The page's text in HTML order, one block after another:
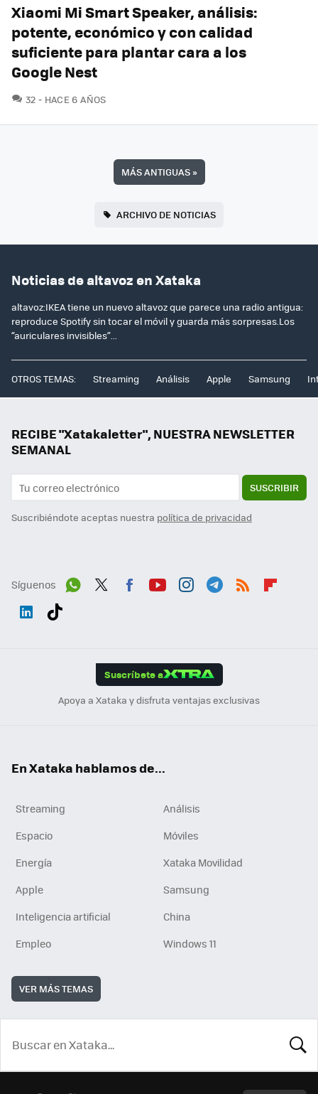
Xiaomi Mi Smart Speaker, análisis:
potente, económico y con calidad
suficiente para plantar cara a los
Google Nest
32 COMENTARIOS
HACE 6 AÑOS
MÁS ANTIGUAS»
ARCHIVO DE NOTICIAS
Noticias de altavoz en Xataka
altavoz:IKEA tiene un nuevo altavoz que parece una radio antigua:
reproduce Spotify sin tocar el móvil y guarda más sorpresas.Los
“auriculares invisibles”...
OTROS TEMAS: Streaming Análisis Apple Samsung
RECIBE "Xatakaletter", NUESTRA NEWSLETTER
SEMANAL
SUSCRIBIR
Suscribiéndote aceptas nuestra política de privacidad
Síguenos
Suscríbete a
Apoya a Xataka y disfruta ventajas exclusivas
En Xataka hablamos de...
Streaming
Análisis
Espacio
Móviles
Energía
Xataka Movilidad
Apple
Samsung
Inteligencia artificial
China
Empleo
Windows 11
VER MÁS TEMAS